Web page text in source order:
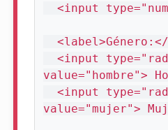
  <input type="number" name="edad">
  <label>Género:</label>
  <input type="radio" name="genero"
value="hombre">
  <input type="radio" name="genero"
value="mujer">